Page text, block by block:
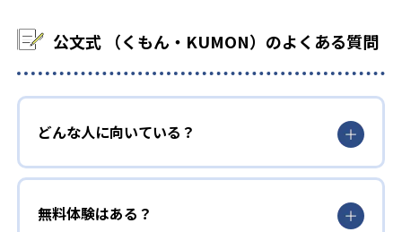
公文式 （くもん・KUMON）のよくある質問
どんな人に向いている？
無料体験はある？